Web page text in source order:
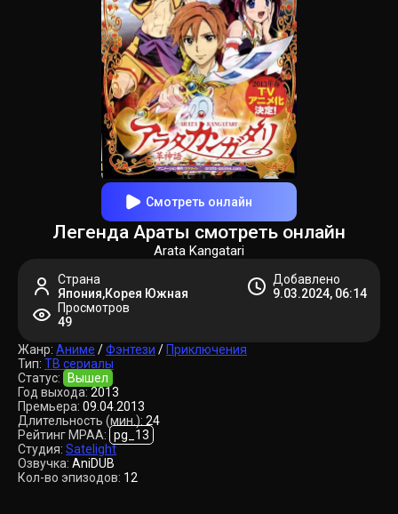
Смотреть онлайн
Легенда Араты смотреть онлайн
Arata Kangatari
Страна
Япония,Корея Южная
Добавлено
9.03.2024, 06:14
Просмотров
49
Жанр: Аниме /Фэнтези /Приключения
Тип: ТВ сериалы
Статус: Вышел
Год выхода:2013
Премьера: 09.04.2013
Длительность (мин.): 24
Рейтинг MPAA: pg_13
Студия: Satelight
Озвучка: AniDUB
Кол-во эпизодов: 12